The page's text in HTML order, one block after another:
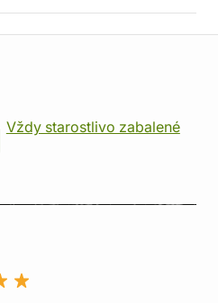
Vždy starostlivo zabalené